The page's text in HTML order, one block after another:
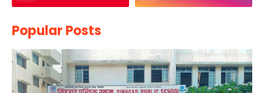
Popular Posts